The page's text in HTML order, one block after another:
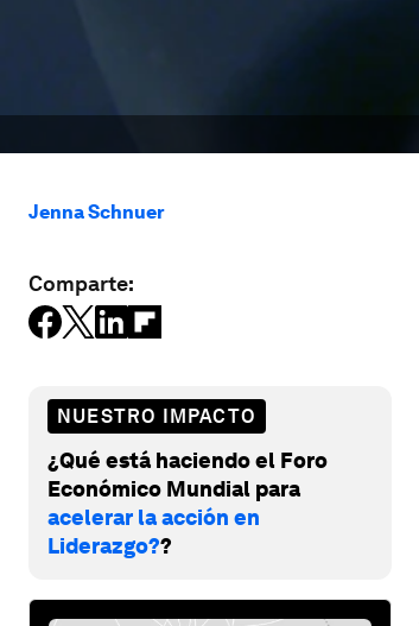
Jenna Schnuer
Comparte:
NUESTRO IMPACTO
¿Qué está haciendo el Foro
Económico Mundial para
acelerar la acción en
Liderazgo??